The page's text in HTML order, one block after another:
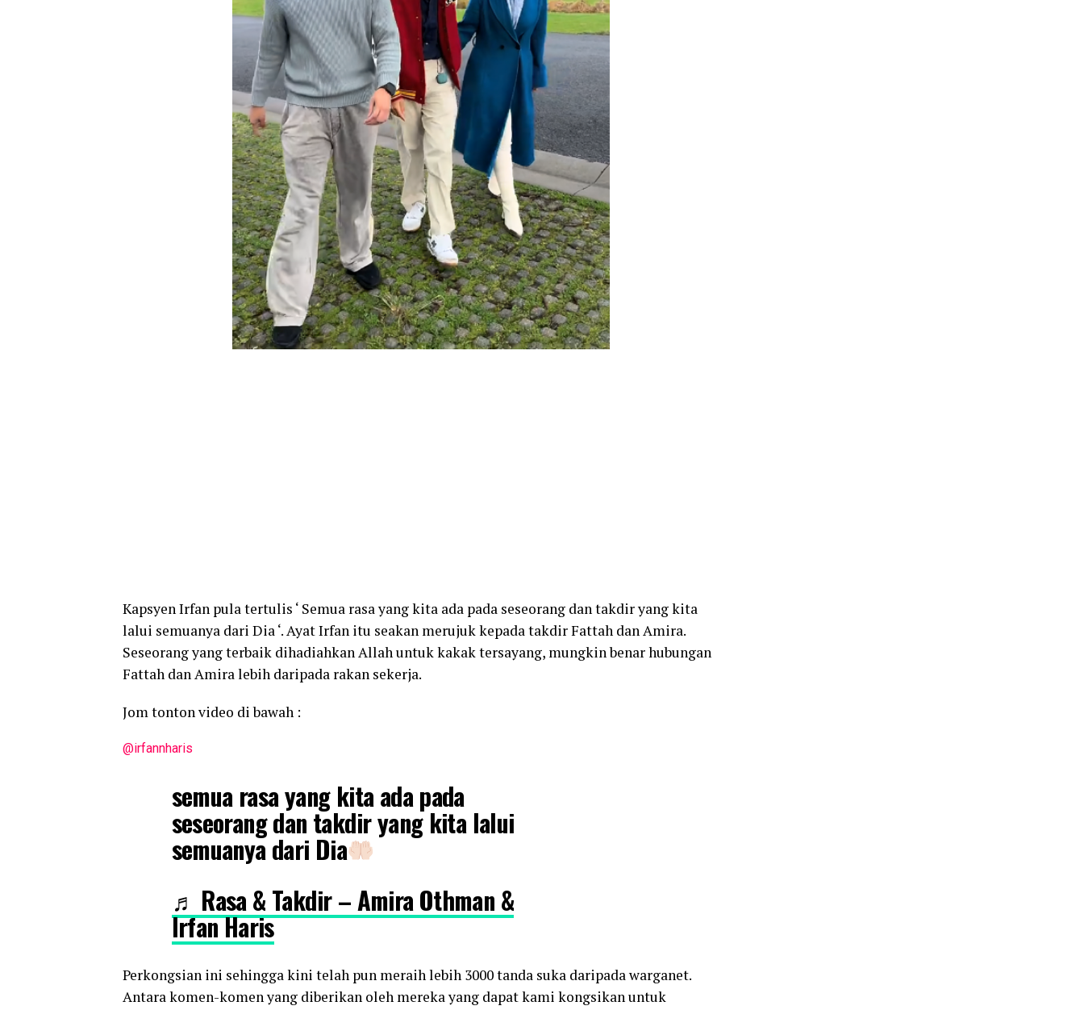
Kapsyen Irfan pula tertulis ‘ Semua rasa yang kita ada pada seseorang dan takdir yang kita
lalui semuanya dari Dia ‘. Ayat Irfan itu seakan merujuk kepada takdir Fattah dan Amira.
Seseorang yang terbaik dihadiahkan Allah untuk kakak tersayang, mungkin benar hubungan
Fattah dan Amira lebih daripada rakan sekerja.
Jom tonton video di bawah :
@irfannharis
semua rasa yang kita ada pada
seseorang dan takdir yang kita lalui
semuanya dari Dia
♬ Rasa & Takdir – Amira Othman &
Irfan Haris
Perkongsian ini sehingga kini telah pun meraih lebih 3000 tanda suka daripada warganet.
Antara komen-komen yang diberikan oleh mereka yang dapat kami kongsikan untuk